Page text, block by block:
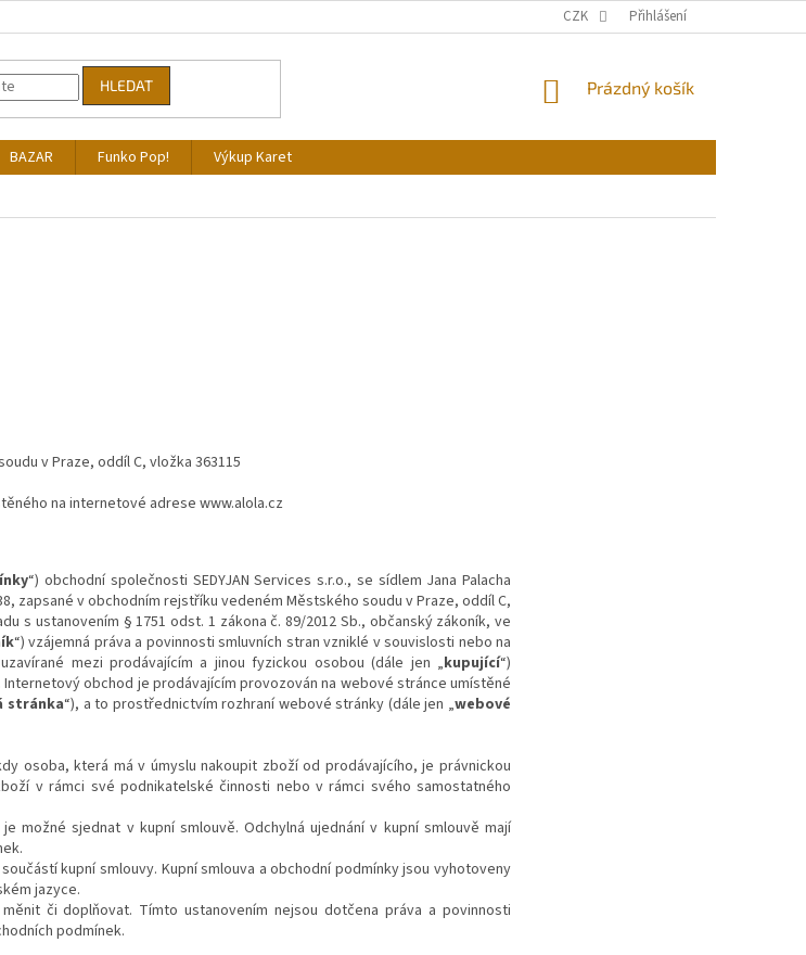
CZK Přihlášení
HLEDAT
NÁKUPNÍ
Prázdný košík
BAZAR Funko Pop!
Výkup Karet
v Praze, oddíl C, vložka 363115
na internetové adrese www.alola.cz
“) obchodní společnosti SEDYJAN Services s.r.o., se sídlem Jana Palacha
zapsané v obchodním rejstříku vedeném Městského soudu v Praze, oddíl C,
s ustanovením § 1751 odst. 1 zákona č. 89/2012 Sb., občanský zákoník, ve
“) vzájemná práva a povinnosti smluvních stran vzniklé v souvislosti nebo na
mezi prodávajícím a jinou fyzickou osobou (dále jen „kupující“)
obchod je prodávajícím provozován na webové stránce umístěné
stránka“), a to prostřednictvím rozhraní webové stránky (dále jen „webové
osoba, která má v úmyslu nakoupit zboží od prodávajícího, je právnickou
v rámci své podnikatelské činnosti nebo v rámci svého samostatného
možné sjednat v kupní smlouvě. Odchylná ujednání v kupní smlouvě mají
kupní smlouvy. Kupní smlouva a obchodní podmínky jsou vyhotoveny
jazyce.
či doplňovat. Tímto ustanovením nejsou dotčena práva a povinnosti
podmínek.